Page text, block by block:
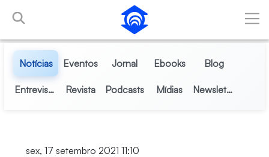
Pular para o Conteúdo principal
Notícias Eventos Jornal Ebooks Blog
Entrevistas Revista Podcasts Mídias Newsletter
sex, 17 setembro 2021 11:10